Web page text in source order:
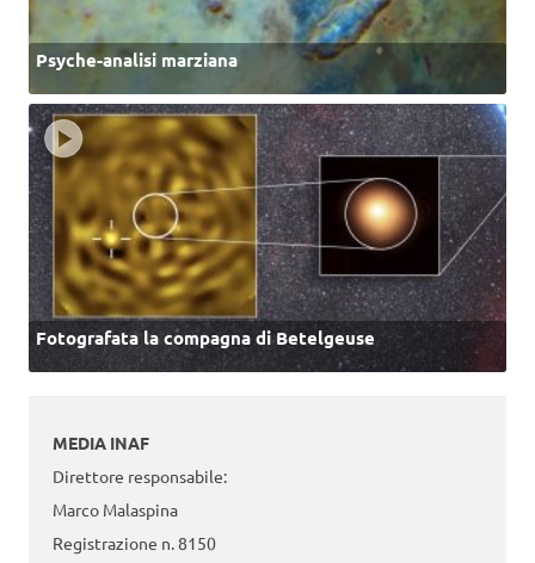
Psyche-analisi marziana
Fotografata la compagna di Betelgeuse
MEDIA INAF
Direttore responsabile:
Marco Malaspina
Registrazione n. 8150